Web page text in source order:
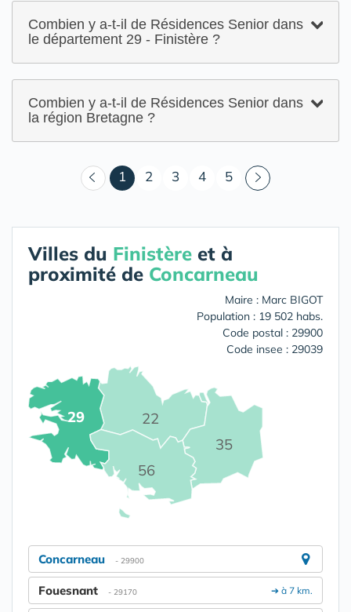
Combien y a-t-il de Résidences Senior dans
le département 29 - Finistère ?
Combien y a-t-il de Résidences Senior dans
la région Bretagne ?
1 (courant)
2 3 4 5
Villes du Finistère et à
proximité de Concarneau
Maire : Marc BIGOT
Population : 19 502 habs.
Code postal : 29900
Code insee : 29039
22
29
35
56
Concarneau - 29900
➔ à 7 km.
Fouesnant - 29170